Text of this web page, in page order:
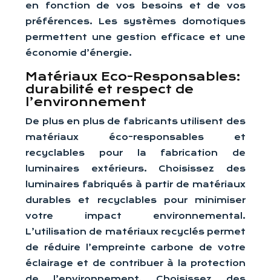
en fonction de vos besoins et de vos
préférences. Les systèmes domotiques
permettent une gestion efficace et une
économie d’énergie.
Matériaux Eco-Responsables:
durabilité et respect de
l’environnement
De plus en plus de fabricants utilisent des
matériaux éco-responsables et
recyclables pour la fabrication de
luminaires extérieurs. Choisissez des
luminaires fabriqués à partir de matériaux
durables et recyclables pour minimiser
votre impact environnemental.
L’utilisation de matériaux recyclés permet
de réduire l’empreinte carbone de votre
éclairage et de contribuer à la protection